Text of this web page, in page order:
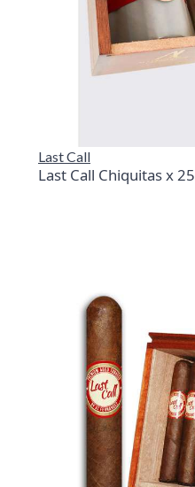
Last Call
Last Call Chiquitas x 25